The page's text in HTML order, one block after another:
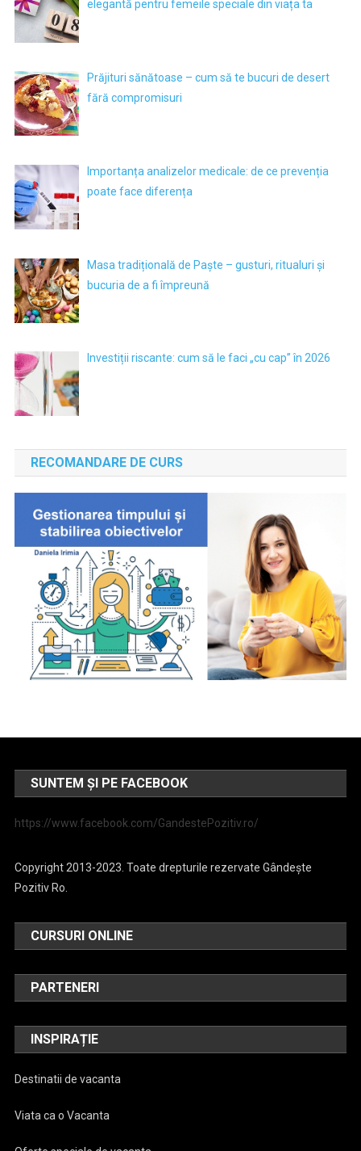
elegantă pentru femeile speciale din viața ta
Prăjituri sănătoase – cum să te bucuri de desert
fără compromisuri
Importanța analizelor medicale: de ce prevenția
poate face diferența
Masa tradițională de Paște – gusturi, ritualuri și
bucuria de a fi împreună
Investiții riscante: cum să le faci „cu cap” în 2026
RECOMANDARE DE CURS
SUNTEM ȘI PE FACEBOOK
https://www.facebook.com/GandestePozitiv.ro/
Copyright 2013-2023. Toate drepturile rezervate Gândește
Pozitiv Ro.
CURSURI ONLINE
PARTENERI
INSPIRAȚIE
Destinatii de vacanta
Viata ca o Vacanta